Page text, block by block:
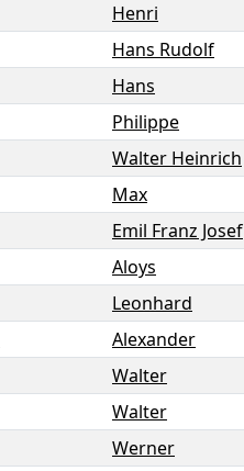
Henri
Hans Rudolf
Hans
Philippe
Walter Heinrich
Max
Emil Franz Josef
Aloys
Leonhard
Alexander
Walter
Walter
Werner